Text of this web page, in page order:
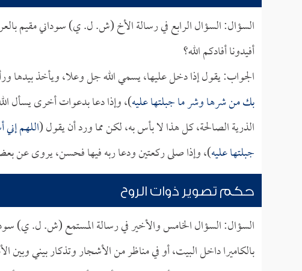
السؤال: السؤال الرابع في رسالة الأخ (ش. ل. ي) سوداني مقيم
أفيدونا أفادكم الله؟
الجواب: يقول إذا دخل عليها، يسمي الله جل وعلا، ويأخذ بيدها
بك من شرها وشر ما جبلتها عليه)، وإذا دعا بدعوات أخرى يسأل
الذرية الصالحة، كل هذا لا بأس به، لكن مما ورد أن يقول (اللهم
جبلتها عليه)، وإذا صلى ركعتين ودعا ربه فيها فحسن، يروى عن
حكم تصوير ذوات الروح
السؤال: السؤال الخامس والأخير في رسالة المستمع (ش. ل. ي)
بالكاميرا داخل البيت، أو في مناظر من الأشجار وتذكار بيني وبين